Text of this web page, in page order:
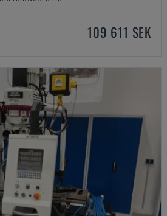
109 611 SEK